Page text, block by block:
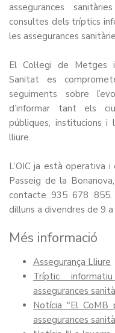
assegurances
consultes dels tríptics
les assegurances
El Col·legi de Metges
Sanitat es
seguiments sobre
d’informar tant els
públiques, institucions i
lliure.
L’OIC ja està operativa
Passeig de la
contacte 935 678 855.
dilluns a divendres de 9 a
Més informació
Assegurança Lliure
Tríptic
assegurances
Notícia "El CoMB
assegurances